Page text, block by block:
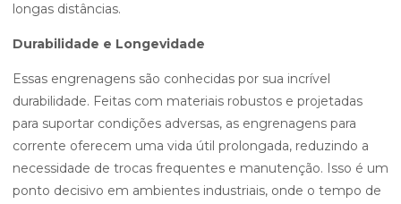
longas distâncias.
Durabilidade e Longevidade
Essas engrenagens são conhecidas por sua incrível
durabilidade. Feitas com materiais robustos e projetadas
para suportar condições adversas, as engrenagens para
corrente oferecem uma vida útil prolongada, reduzindo a
necessidade de trocas frequentes e manutenção. Isso é um
ponto decisivo em ambientes industriais, onde o tempo de